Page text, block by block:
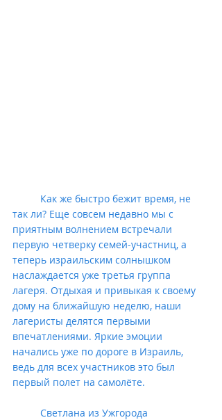
так ли? Еще совсем недавно мы с
приятным волнением встречали
первую четверку семей-участниц, а
теперь израильским солнышком
наслаждается уже третья группа
лагеря. Отдыхая и привыкая к своему
дому на ближайшую неделю, наши
лагеристы делятся первыми
впечатлениями. Яркие эмоции
начались уже по дороге в Израиль,
ведь для всех участников это был
первый полет на самолёте.